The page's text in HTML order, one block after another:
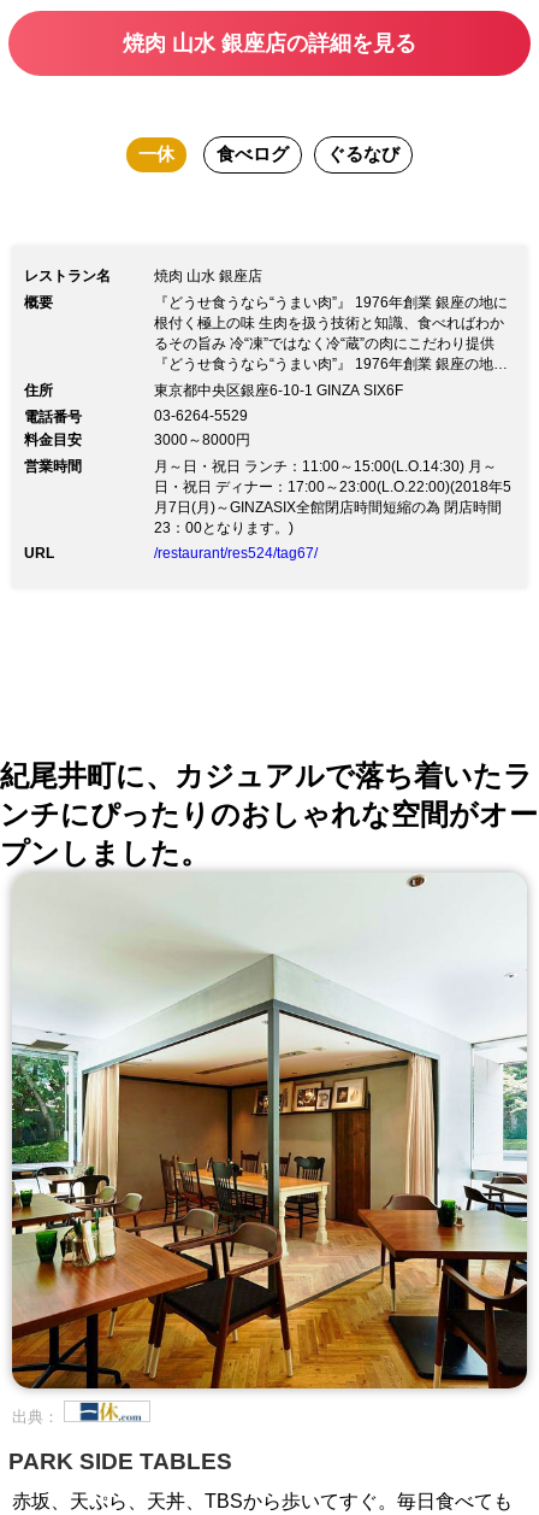
生きる「生肉」の焼肉は、驚くほどのお
いしさです。
焼肉 山水 銀座店の詳細を見る
一休 食べログ ぐるなび
レストラン名
焼肉 山水 銀座店
概要
『どうせ食うなら“うまい肉”』 1976年創業 銀座の地に
根付く極上の味 生肉を扱う技術と知識、食べればわか
るその旨み 冷“凍”ではなく冷“蔵”の肉にこだわり提供
『どうせ食うなら“うまい肉”』 1976年創業 銀座の地に
根付く極上の味 生肉を扱う技術と知識、食べればわか
地下鉄銀座線 銀座駅 徒歩3分 GINZA SIX 6階～ 「焼肉
が食べたい！」 その要望に真摯に向き合う創業39年の
焼肉屋 質・量・金額、価格以上の価値の提供をお約束
■切り方・焼き方、“旨い”を追求する ［生タン塩］分厚
さに驚くタン塩、味はもちろん食感も堪能 ［生カル
ビ］焼肉の定番！柔らかく濃厚な脂の旨みを味わう ■肉
と米を繋ぎ合わせる醤油ダレ 創業当時から変わらぬ
住所
東京都中央区銀座6-10-1 GINZA SIX6F
電話番号
03-6264-5529
料金目安
3000～8000円
営業時間
月～日・祝日 ランチ：11:00～15:00(L.O.14:30) 月～
日・祝日 ディナー：17:00～23:00(L.O.22:00)(2018年5
月7日(月)～GINZASIX全館閉店時間短縮の為 閉店時間
23：00となります。)
URL
/restaurant/res524/tag67/
紀尾井町に、カジュアルで落ち着いたラ
ンチにぴったりのおしゃれな空間がオー
プンしました。
出典：
PARK SIDE TABLES
赤坂、天ぷら、天丼、TBSから歩いてすぐ。毎日食べても